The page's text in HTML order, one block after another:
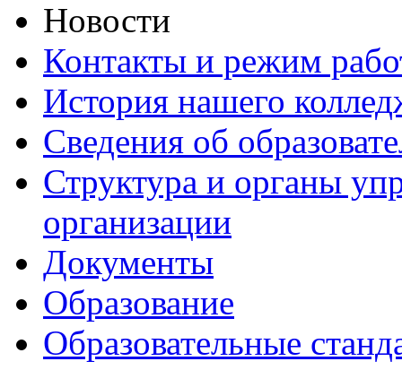
Новости
Контакты и режим
История нашего
Сведения об
Структура и органы
организации
Документы
Образование
Образовательные